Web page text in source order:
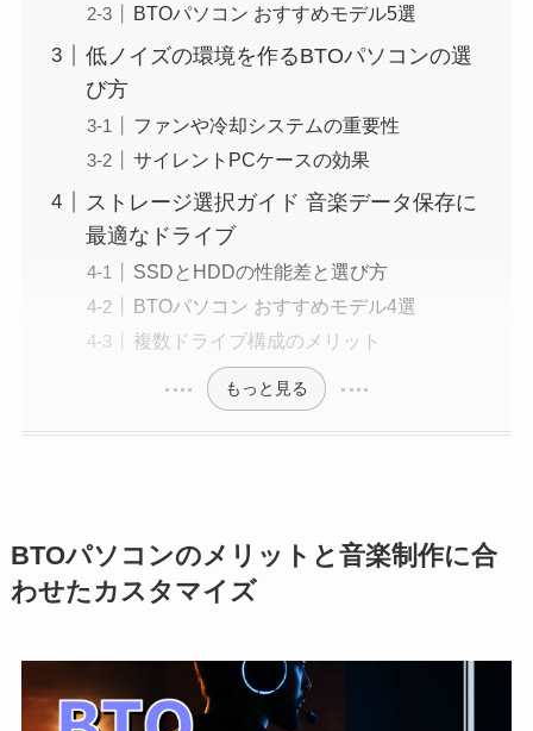
BTOパソコン おすすめモデル5選
低ノイズの環境を作るBTOパソコンの選
び方
ファンや冷却システムの重要性
サイレントPCケースの効果
ストレージ選択ガイド 音楽データ保存に
最適なドライブ
SSDとHDDの性能差と選び方
BTOパソコン おすすめモデル4選
複数ドライブ構成のメリット
もっと見る
BTOパソコンのメリットと音楽制作に合
わせたカスタマイズ